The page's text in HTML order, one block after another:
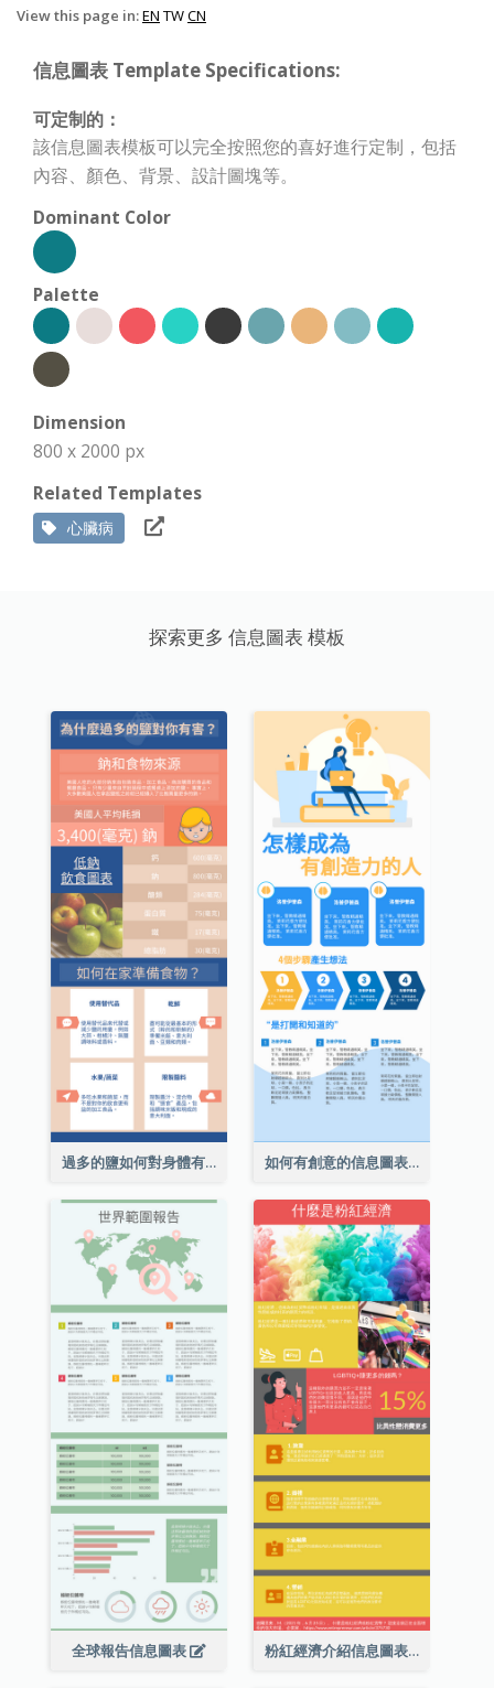
View this page in:EN TWCN
信息圖表 Template Specifications:
可定制的：
該信息圖表模板可以完全按照您的喜好進行定制，包括
內容、顏色、背景、設計圖塊等。
Dominant Color
Palette
Dimension
800 x 2000 px
Related Templates
心臟病
探索更多 信息圖表 模板
過多的鹽如何對身體有害信息圖表 如何有創意的信息圖表
全球報告信息圖表 粉紅經濟介紹信息圖表